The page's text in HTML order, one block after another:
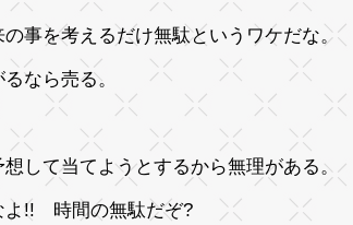
事を考えるだけ無駄というワケだな。
なら売る。
して当てようとするから無理がある。
よ!! 時間の無駄だぞ?